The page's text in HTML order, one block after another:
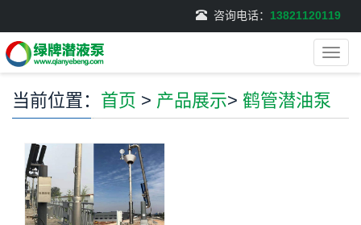
咨询电话： 13821120119
导
航
当前位置： 首页 > 产品展示> 鹤管潜油泵